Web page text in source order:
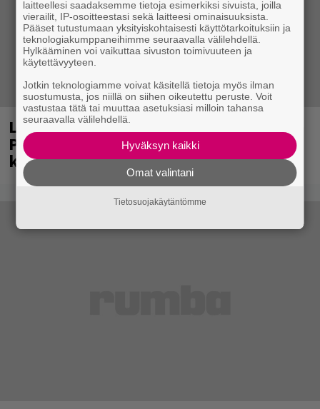
Laittomasta graffitista kiinni jäänyt
Paavo Arhinmäki jälleen spraypullo
kädessä – näitä puolueita ei kiinnosta
laitteellesi saadaksemme tietoja esimerkiksi sivuista, joilla
vierailit, IP-osoitteestasi sekä laitteesi ominaisuuksista.
Pääset tutustumaan yksityiskohtaisesti käyttötarkoituksiin ja
teknologiakumppaneihimme seuraavalla välilehdellä.
Hylkääminen voi vaikuttaa sivuston toimivuuteen ja
käytettävyyteen.
Jotkin teknologiamme voivat käsitellä tietoja myös ilman
suostumusta, jos niillä on siihen oikeutettu peruste. Voit
vastustaa tätä tai muuttaa asetuksiasi milloin tahansa
seuraavalla välilehdellä.
Hyväksyn kaikki
Omat valintani
Tietosuojakäytäntömme